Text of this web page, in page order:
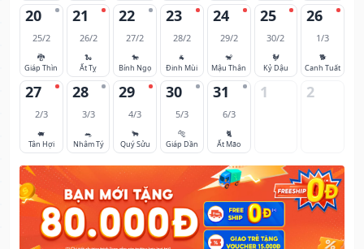
20
25/2
🐉
Giáp Thìn
21
26/2
🐍
Ất Tỵ
22
27/2
🐎
Bính Ngọ
23
28/2
🐐
Đinh Mùi
24
29/2
🐒
Mậu Thân
25
30/2
🐓
Kỷ Dậu
26
1/3
🐕
Canh Tuất
27
2/3
🐖
Tân Hợi
28
3/3
🐀
Nhâm Tý
29
4/3
🐂
Quý Sửu
30
5/3
🐅
Giáp Dần
31
6/3
🐈
Ất Mão
1 2